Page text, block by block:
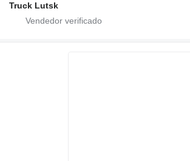
Truck Lutsk